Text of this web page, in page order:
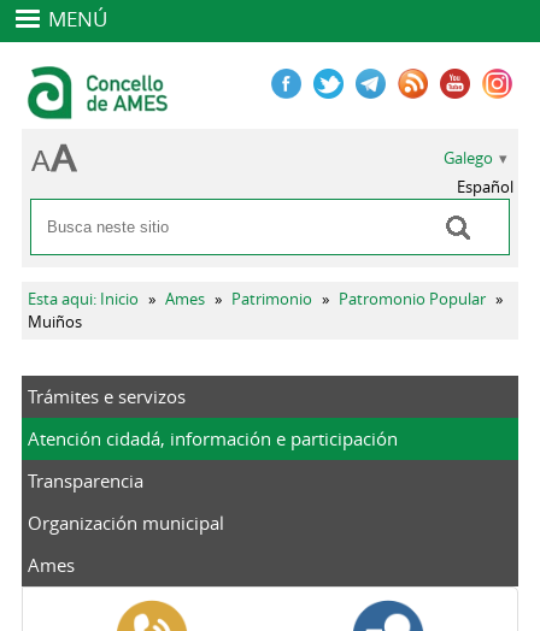
MENÚ
Formulario de busca
Buscar
Galego
Español
Vostede está aquí
Esta aqui: Inicio » Ames » Patrimonio » Patromonio Popular »
Muiños
Trámites e servizos
Atención cidadá, información e participación
Transparencia
Organización municipal
Ames